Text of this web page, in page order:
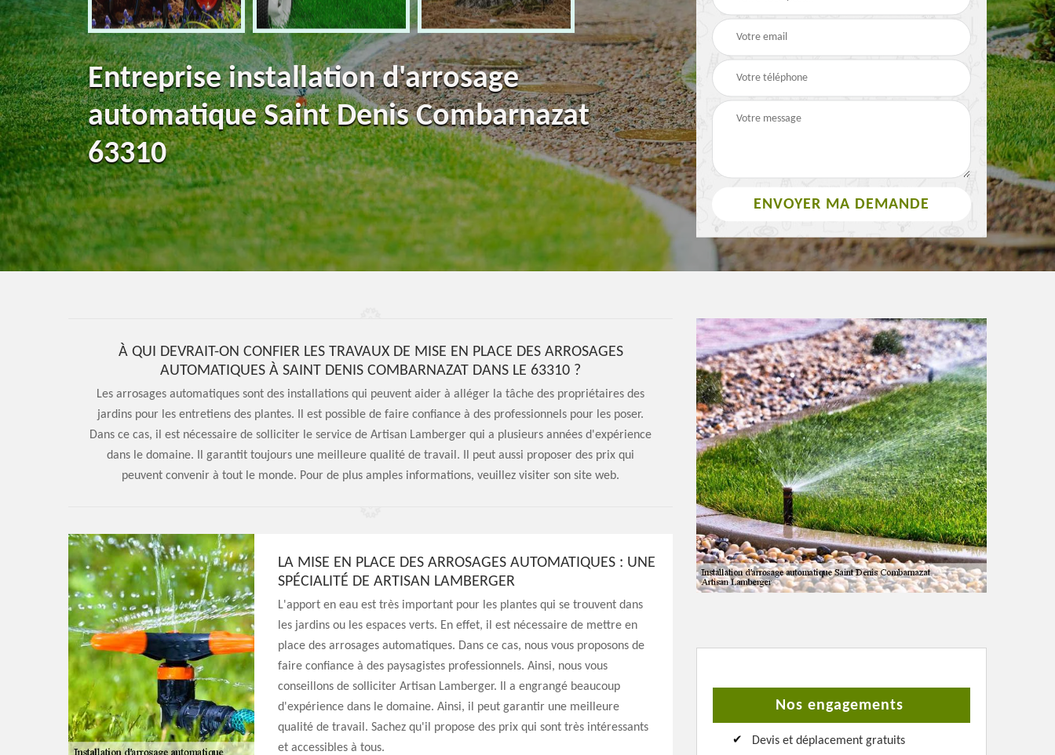
Entreprise installation d'arrosage
automatique Saint Denis Combarnazat
63310
À QUI DEVRAIT-ON CONFIER LES TRAVAUX DE MISE EN PLACE DES ARROSAGES
AUTOMATIQUES À SAINT DENIS COMBARNAZAT DANS LE 63310 ?
Les arrosages automatiques sont des installations qui peuvent aider à alléger la tâche des propriétaires des
jardins pour les entretiens des plantes. Il est possible de faire confiance à des professionnels pour les poser.
Dans ce cas, il est nécessaire de solliciter le service de Artisan Lamberger qui a plusieurs années d'expérience
dans le domaine. Il garantit toujours une meilleure qualité de travail. Il peut aussi proposer des prix qui
peuvent convenir à tout le monde. Pour de plus amples informations, veuillez visiter son site web.
LA MISE EN PLACE DES ARROSAGES AUTOMATIQUES : UNE
SPÉCIALITÉ DE ARTISAN LAMBERGER
L'apport en eau est très important pour les plantes qui se trouvent dans
les jardins ou les espaces verts. En effet, il est nécessaire de mettre en
place des arrosages automatiques. Dans ce cas, nous vous proposons de
faire confiance à des paysagistes professionnels. Ainsi, nous vous
conseillons de solliciter Artisan Lamberger. Il a engrangé beaucoup
d'expérience dans le domaine. Ainsi, il peut garantir une meilleure
qualité de travail. Sachez qu'il propose des prix qui sont très intéressants
et accessibles à tous.
Nos engagements
Devis et déplacement gratuits